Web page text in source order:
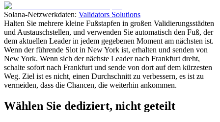
Solana-Netzwerkdaten: Validators Solutions
Halten Sie mehrere kleine Fußstapfen in großen Validierungsstädten
und Austauschstellen, und verwenden Sie automatisch den Fuß, der
dem aktuellen Leader in jedem gegebenen Moment am nächsten ist.
Wenn der führende Slot in New York ist, erhalten und senden von
New York. Wenn sich der nächste Leader nach Frankfurt dreht,
schalte sofort nach Frankfurt und sende von dort auf dem kürzesten
Weg. Ziel ist es nicht, einen Durchschnitt zu verbessern, es ist zu
vermeiden, dass die Chancen, die weiterhin ankommen.
Wählen Sie dediziert, nicht geteilt